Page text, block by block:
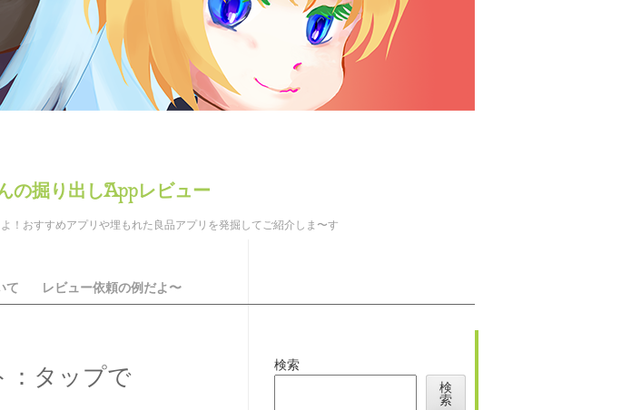
掘り出しAppレビュー
！おすすめアプリや埋もれた良品アプリを発掘してご紹介しま〜す
て レビュー依頼の例だよ〜
：タップで
検索
検
索